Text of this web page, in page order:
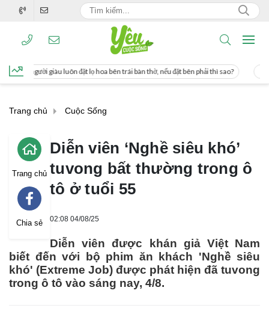
hoa bên trái bàn thờ, nếu đặt bên phải thì sao? Cách uống nước mía giúp
Trang chủ Cuộc Sống
Trang chủ
Chia sẻ
Diễn viên ‘Nghề siêu khó’
tuvong bất thường trong ô
tô ở tuổi 55
02:08 04/08/25
Diễn viên được khán giả Việt Nam
biết đến với bộ phim ăn khách 'Nghề siêu
khó' (Extreme Job) được phát hiện đã tuvong
trong ô tô vào sáng nay, 4/8.